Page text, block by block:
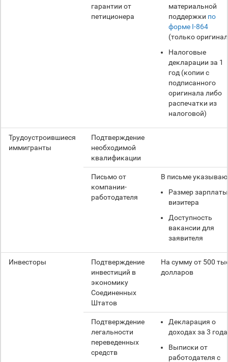
гарантии от
петиционера
материальной
поддержки по
форме I-864
(только
Налоговые
декларации за 1
год (копии с
подписанного
оригинала либо
распечатки из
налоговой)
Трудоустроившиеся
иммигранты
Подтверждение
необходимой
квалификации
Письмо от
компании-
работодателя
В письме
Размер зарплаты
визитера
Доступность
вакансии для
заявителя
Инвесторы
Подтверждение
инвестиций в
экономику
Соединенных
Штатов
На сумму от 500
долларов
Подтверждение
легальности
переведенных
средств
Декларация о
доходах за 3 года
Выписки от
работодателя с